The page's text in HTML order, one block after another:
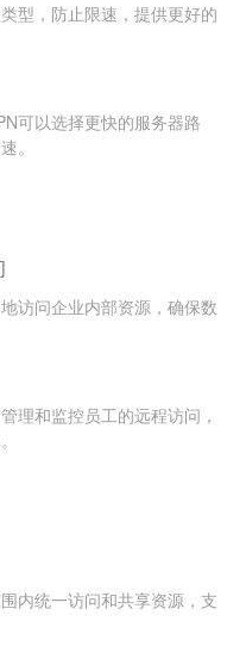
型，防止限速，提供更好的
可以选择更快的服务器路
。
访问企业内部资源，确保数
理和监控员工的远程访问，
内统一访问和共享资源，支